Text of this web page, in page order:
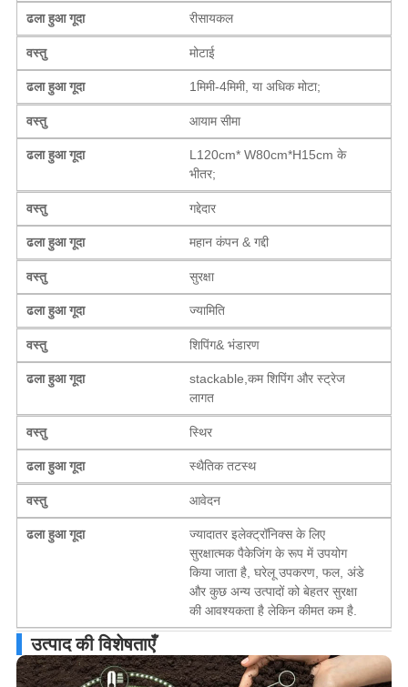
ढला हुआ गूदा रीसायकल
वस्तु मोटाई
ढला हुआ गूदा 1मिमी-4मिमी, या अधिक मोटा;
वस्तु आयाम सीमा
ढला हुआ गूदा
L120cm* W80cm*H15cm के
भीतर;
वस्तु गद्देदार
ढला हुआ गूदा महान कंपन & गद्दी
वस्तु सुरक्षा
ढला हुआ गूदा ज्यामिति
वस्तु शिपिंग& भंडारण
ढला हुआ गूदा
stackable,कम शिपिंग और स्ट्रेज
लागत
वस्तु स्थिर
ढला हुआ गूदा स्थैतिक तटस्थ
वस्तु आवेदन
ढला हुआ गूदा
ज्यादातर इलेक्ट्रॉनिक्स के लिए
सुरक्षात्मक पैकेजिंग के रूप में उपयोग
किया जाता है, घरेलू उपकरण, फल, अंडे
और कुछ अन्य उत्पादों को बेहतर सुरक्षा
की आवश्यकता है लेकिन कीमत कम है.
उत्पाद की विशेषताएँ